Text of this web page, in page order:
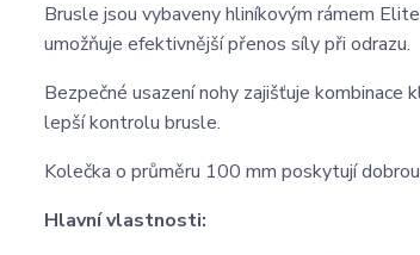
Brusle jsou vybaveny hliníkovým rámem
umožňuje efektivnější přenos síly při odrazu.
Bezpečné usazení nohy zajišťuje
lepší kontrolu brusle.
Kolečka o průměru 100 mm poskytují
Hlavní vlastnosti: